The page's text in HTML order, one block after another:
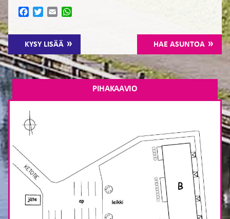
KYSY LISÄÄ HAE ASUNTOA
FacebookTwitterEmail
PIHAKAAVIO